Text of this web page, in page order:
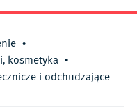
•
kosmetyka •
i odchudzające